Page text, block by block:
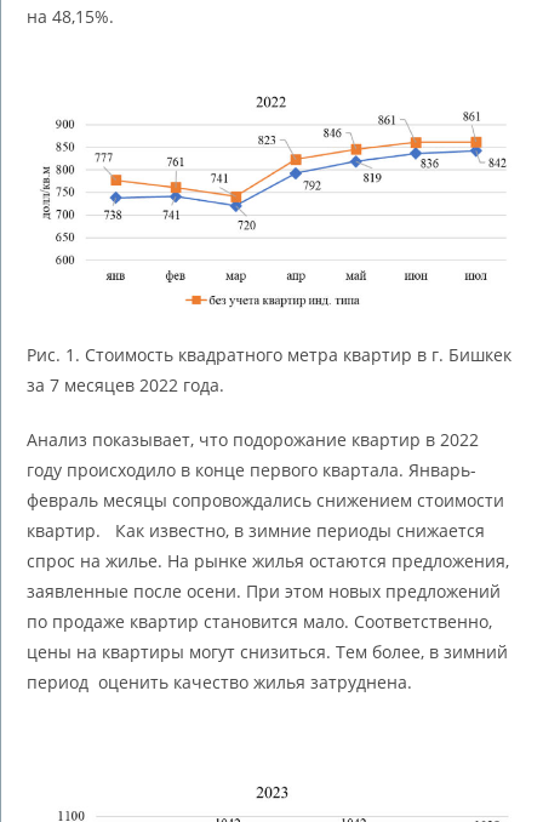
на 48,15%.
Рис. 1. Стоимость квадратного метра квартир в г. Бишкек
за 7 месяцев 2022 года.
Анализ показывает, что подорожание квартир в 2022
году происходило в конце первого квартала. Январь-
февраль месяцы сопровождались снижением стоимости
квартир. Как известно, в зимние периоды снижается
спрос на жилье. На рынке жилья остаются предложения,
заявленные после осени. При этом новых предложений
по продаже квартир становится мало. Соответственно,
цены на квартиры могут снизиться. Тем более, в зимний
период оценить качество жилья затруднена.